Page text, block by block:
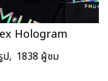
Hologram
ป, 1838 ผู้ชม